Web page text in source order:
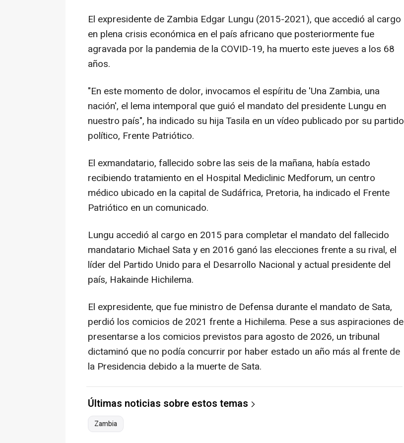
El expresidente de Zambia Edgar Lungu (2015-2021), que accedió al cargo
en plena crisis económica en el país africano que posteriormente fue
agravada por la pandemia de la COVID-19, ha muerto este jueves a los 68
años.
"En este momento de dolor, invocamos el espíritu de 'Una Zambia, una
nación', el lema intemporal que guió el mandato del presidente Lungu en
nuestro país", ha indicado su hija Tasila en un vídeo publicado por su partido
político, Frente Patriótico.
El exmandatario, fallecido sobre las seis de la mañana, había estado
recibiendo tratamiento en el Hospital Mediclinic Medforum, un centro
médico ubicado en la capital de Sudáfrica, Pretoria, ha indicado el Frente
Patriótico en un comunicado.
Lungu accedió al cargo en 2015 para completar el mandato del fallecido
mandatario Michael Sata y en 2016 ganó las elecciones frente a su rival, el
líder del Partido Unido para el Desarrollo Nacional y actual presidente del
país, Hakainde Hichilema.
El expresidente, que fue ministro de Defensa durante el mandato de Sata,
perdió los comicios de 2021 frente a Hichilema. Pese a sus aspiraciones de
presentarse a los comicios previstos para agosto de 2026, un tribunal
dictaminó que no podía concurrir por haber estado un año más al frente de
la Presidencia debido a la muerte de Sata.
Últimas noticias sobre estos temas
Zambia